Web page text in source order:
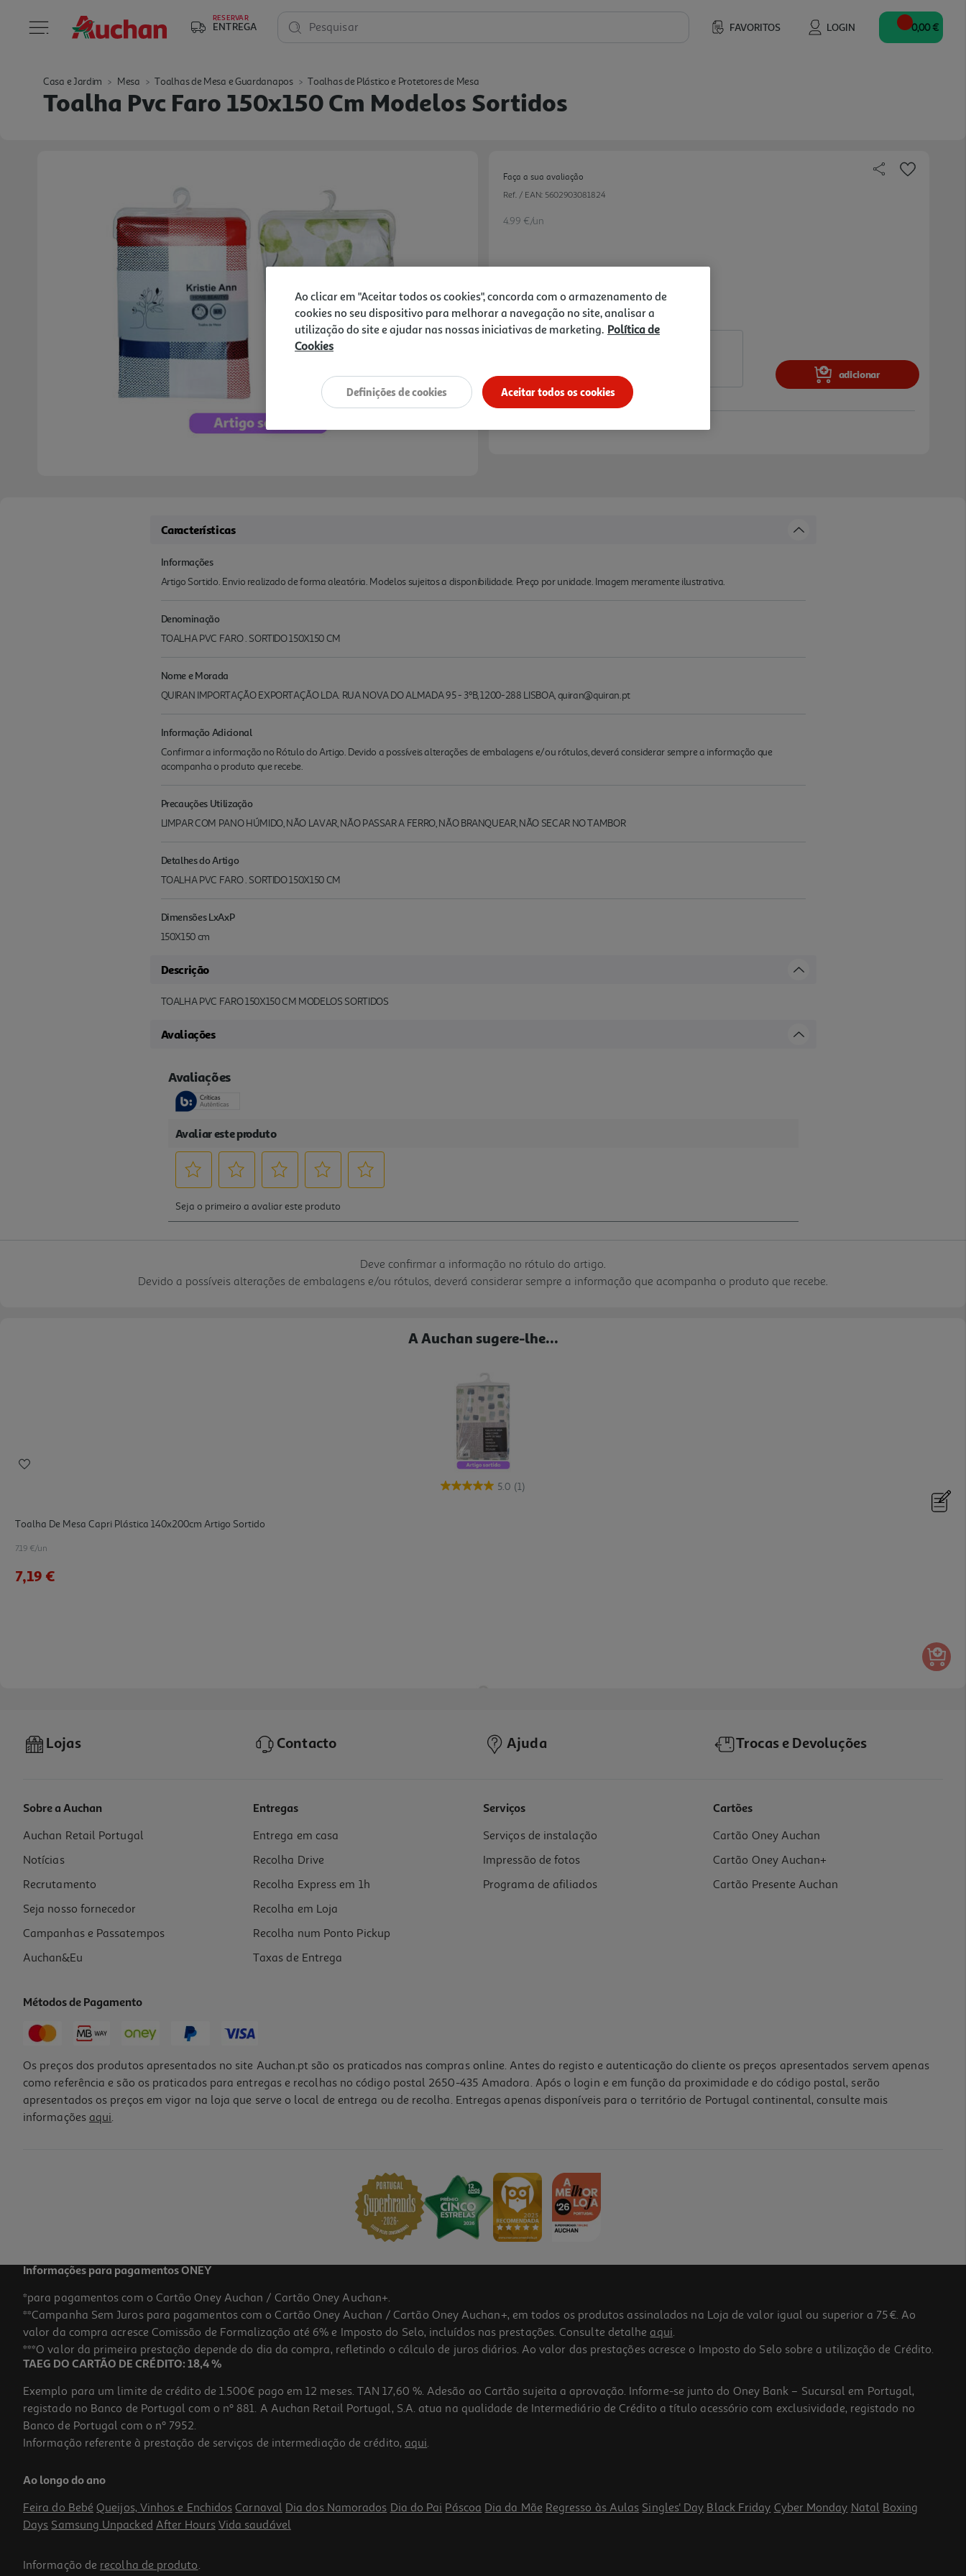
RESERVAR
ENTREGA FAVORITOS LOGIN
Pesquisar 0,00 €
Casa e Jardim Mesa Toalhas de Mesa e Guardanapos Toalhas de Plástico e Protetores de Mesa
Toalha Pvc Faro 150x150 Cm Modelos Sortidos
Faça a sua avaliação
Ref. / EAN: 5602903081824
4.99 €/un
Notas de preparação
adicionar
Características
Informações
Artigo Sortido. Envio realizado de forma aleatória. Modelos sujeitos a disponibilidade. Preço por unidade. Imagem meramente ilustrativa.
Denominação
TOALHA PVC FARO . SORTIDO 150X150 CM
Nome e Morada
QUIRAN IMPORTAÇÃO EXPORTAÇÃO LDA. RUA NOVA DO ALMADA 95 - 3ºB, 1200-288 LISBOA, quiran@quiran.pt
Informação Adicional
Confirmar a informação no Rótulo do Artigo. Devido a possíveis alterações de embalagens e/ou rótulos, deverá considerar sempre a informação que
acompanha o produto que recebe.
Precauções Utilização
LIMPAR COM PANO HÚMIDO, NÃO LAVAR, NÃO PASSAR A FERRO, NÃO BRANQUEAR, NÃO SECAR NO TAMBOR
Detalhes do Artigo
TOALHA PVC FARO . SORTIDO 150X150 CM
Dimensões LxAxP
150X150 cm
Descrição
TOALHA PVC FARO 150X150 CM MODELOS SORTIDOS
Avaliações
Deve confirmar a informação no rótulo do artigo.
Devido a possíveis alterações de embalagens e/ou rótulos, deverá considerar sempre a informação que acompanha o produto que recebe.
A Auchan sugere-lhe...
5.0 (1)
Toalha De Mesa Capri Plástica 140x200cm Artigo Sortido
7.19 €/un
7,19 €
Toalha De Mesa Capri Plástica 140x140cm Artigo Sortido
4.49 €/un
4,49 €
5.49 €/un
5,49 €
Lojas Contacto Ajuda Trocas e Devoluções
Sobre a Auchan
Auchan Retail Portugal
Notícias
Recrutamento
Seja nosso fornecedor
Campanhas e Passatempos
Auchan&Eu
Entregas
Entrega em casa
Recolha Drive
Recolha Express em 1h
Recolha em Loja
Recolha num Ponto Pickup
Taxas de Entrega
Serviços
Serviços de instalação
Impressão de fotos
Programa de afiliados
Cartões
Cartão Oney Auchan
Cartão Oney Auchan+
Cartão Presente Auchan
Métodos de Pagamento
Os preços dos produtos apresentados no site Auchan.pt são os praticados nas compras online. Antes do registo e autenticação do cliente os preços apresentados servem apenas
como referência e são os praticados para entregas e recolhas no código postal 2650-435 Amadora. Após o login e em função da proximidade e do código postal, serão
apresentados os preços em vigor na loja que serve o local de entrega ou de recolha. Entregas apenas disponíveis para o território de Portugal continental, consulte mais
informações aqui.
Informações para pagamentos ONEY
*para pagamentos com o Cartão Oney Auchan / Cartão Oney Auchan+.
**Campanha Sem Juros para pagamentos com o Cartão Oney Auchan / Cartão Oney Auchan+, em todos os produtos assinalados na Loja de valor igual ou superior a 75€. Ao
valor da compra acresce Comissão de Formalização até 6% e Imposto do Selo, incluídos nas prestações. Consulte detalhe aqui.
***O valor da primeira prestação depende do dia da compra, refletindo o cálculo de juros diários. Ao valor das prestações acresce o Imposto do Selo sobre a utilização de Crédito.
TAEG DO CARTÃO DE CRÉDITO: 18,4 %
Exemplo para um limite de crédito de 1.500€ pago em 12 meses. TAN 17,60 %. Adesão ao Cartão sujeita a aprovação. Informe-se junto do Oney Bank – Sucursal em Portugal,
registado no Banco de Portugal com o nº 881. A Auchan Retail Portugal, S.A. atua na qualidade de Intermediário de Crédito a título acessório com exclusividade, registado no
Banco de Portugal com o nº 7952.
Informação referente à prestação de serviços de intermediação de crédito, aqui.
Ao longo do ano
Feira do Bebé Queijos, Vinhos e Enchidos Carnaval Dia dos Namorados Dia do Pai Páscoa Dia da Mãe Regresso às Aulas Singles' Day Black Friday Cyber Monday Natal Boxing
Days Samsung Unpacked After Hours Vida saudável
Informação de recolha de produto.
Ao clicar em "Aceitar todos os cookies", concorda com o armazenamento de
cookies no seu dispositivo para melhorar a navegação no site, analisar a
utilização do site e ajudar nas nossas iniciativas de marketing. Política de
Cookies
Aceitar todos os cookies
Definições de cookies